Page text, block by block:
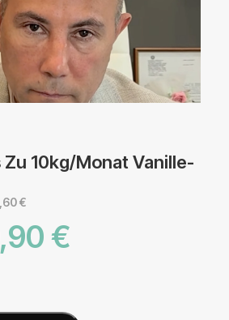
Zu 10kg/Monat Vanille-
€
€